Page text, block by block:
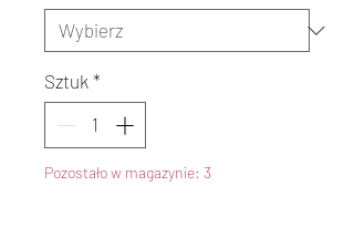
Sztuk *
Pozostało w magazynie: 3